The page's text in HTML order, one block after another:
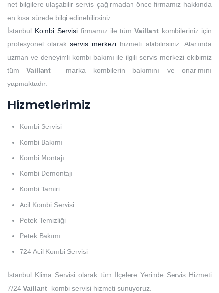
net bilgilere ulaşabilir servis çağırmadan önce firmamız hakkında
en kısa sürede bilgi edinebilirsiniz.
İstanbul Kombi Servisi firmamız ile tümVaillant kombileriniz için
profesyonel olarak servis merkezihizmeti alabilirsiniz. Alanında
uzman ve deneyimli kombi bakımı ile ilgili servis merkezi ekibimiz
tümVaillant marka kombilerin bakımını ve onarımını
yapmaktadır.
Hizmetlerimiz
Kombi Servisi
Kombi Bakımı
Kombi Montajı
Kombi Demontajı
Kombi Tamiri
Acil Kombi Servisi
Petek Temizliği
Petek Bakımı
724 Acil Kombi Servisi
İstanbul Klima Servisi olarak tüm İlçelere Yerinde Servis Hizmeti
7/24 Vaillant kombi servisi hizmeti sunuyoruz.